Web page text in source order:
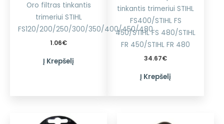
Oro filtras tinkantis
trimeriui STIHL
FS120/200/250/300/350/400/450/480
1.06€
Į Krepšelį
tinkantis trimeriui STIHL
FS400/STIHL FS
450/STIHL FS 480/STIHL
FR 450/STIHL FR 480
34.67€
Į Krepšelį